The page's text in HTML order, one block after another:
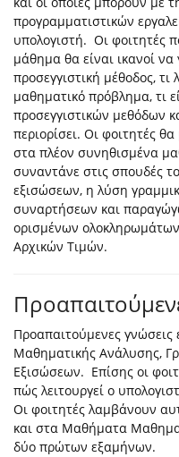
προγραμματιστικών
υπολογιστή. Οι φοιτητές
μάθημα θα είναι ικανοί να
προσεγγιστική μέθοδος,
μαθηματικό πρόβλημα, τι
προσεγγιστικών μεθόδων
περιορίσει. Οι φοιτητές
στα πλέον συνηθισμένα
συναντάνε στις σπουδές
εξισώσεων, η λύση
συναρτήσεων και
ορισμένων
Αρχικών Τιμών.
Προαπαιτούμενες γνώσεις
Μαθηματικής Ανάλυσης,
Εξισώσεων. Επίσης οι
πώς λειτουργεί ο
Οι φοιτητές λαμβάνουν
και στα Μαθήματα
δύο πρώτων εξαμήνων.